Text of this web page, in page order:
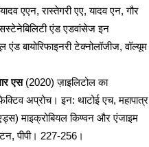
एएन, रास्तेगरी एए, यादव एन, गौर
एंड एडवांसेज इन
एंड बायोरिफाइनरी टेक्नोलॉजीज, वॉल्यूम
एस(2020) ज़ाइलिटोल का
अप्रोच। इन: थाटोई एच, महापात्र
माइक्रोबियल किण्वन और एंजाइम
पीपी। 227-256।